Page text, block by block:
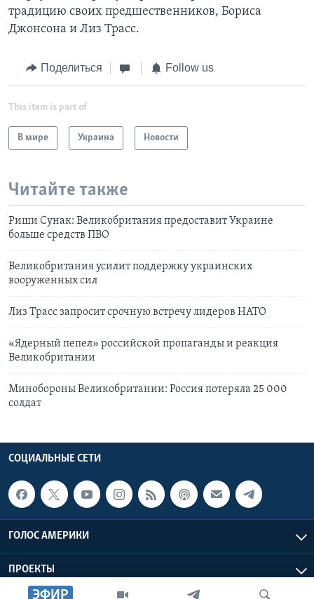
ЭФИР
традицию своих предшественников, Бориса
Джонсона и Лиз Трасс.
Поделиться Follow us
This item is part of
В мире Украина Новости
Читайте также
Риши Сунак: Великобритания предоставит Украине
больше средств ПВО
Великобритания усилит поддержку украинских
вооруженных сил
Лиз Трасс запросит срочную встречу лидеров НАТО
«Ядерный пепел» российской пропаганды и реакция
Великобритании
Минобороны Великобритании: Россия потеряла 25 000
солдат
СОЦИАЛЬНЫЕ СЕТИ
ГОЛОС АМЕРИКИ
ПРОЕКТЫ